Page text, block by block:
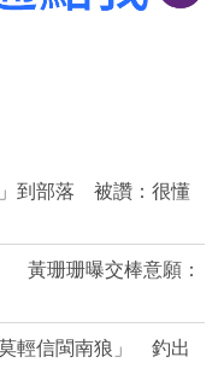
到部落 被讚：很懂
黃珊珊曝交棒意願：
輕信閩南狼」 釣出